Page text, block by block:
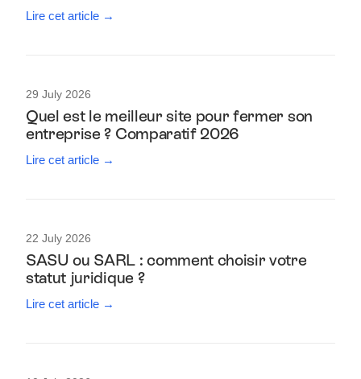
Lire cet article →
29 July 2026
Quel est le meilleur site pour fermer son
entreprise ? Comparatif 2026
Lire cet article →
22 July 2026
SASU ou SARL : comment choisir votre
statut juridique ?
Lire cet article →